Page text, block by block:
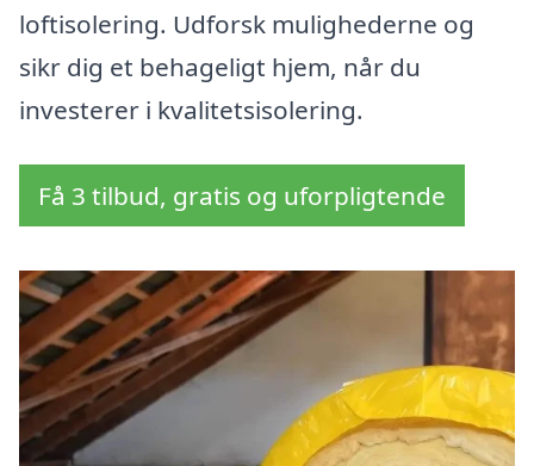
loftisolering. Udforsk mulighederne og
sikr dig et behageligt hjem, når du
investerer i kvalitetsisolering.
Få 3 tilbud, gratis og uforpligtende